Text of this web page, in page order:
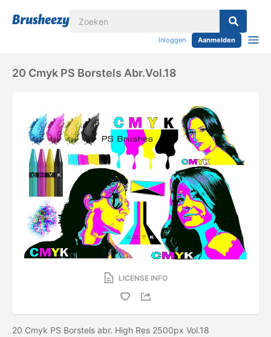
Inloggen Aanmelden
20 Cmyk PS Borstels Abr.Vol.18
LICENSE INFO
20 Cmyk PS Borstels abr. High Res 2500px Vol.18